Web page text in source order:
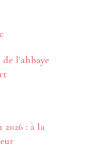
l’abbaye
: à la